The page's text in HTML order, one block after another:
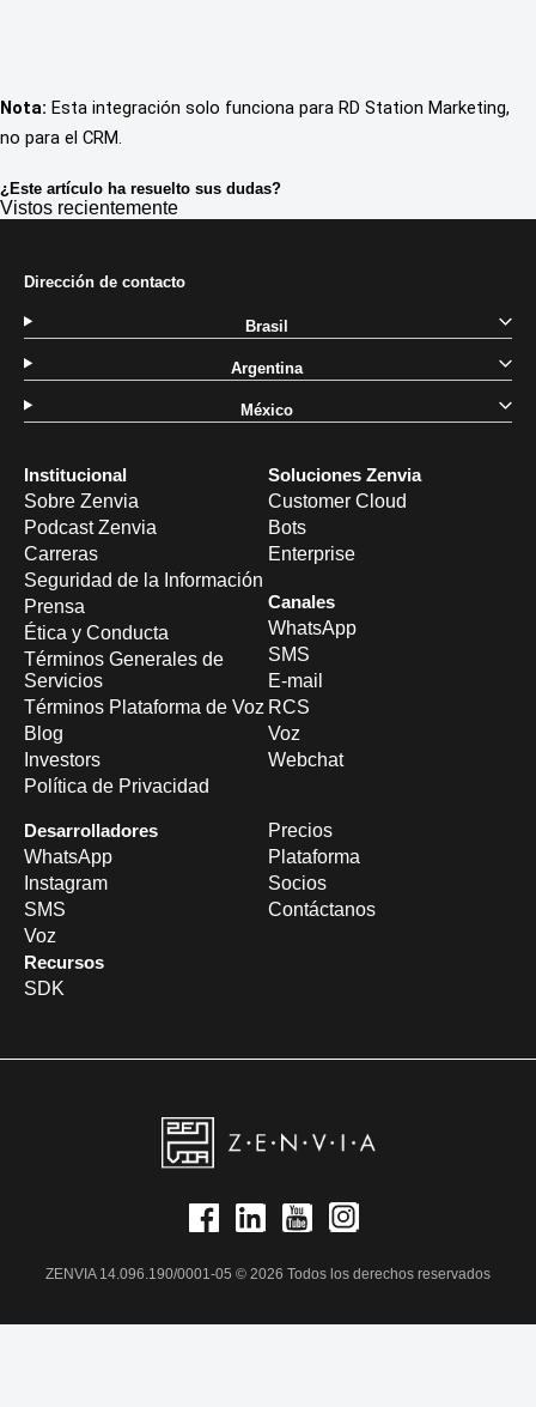
Nota: Esta integración solo funciona para RD Station Marketing,
no para el CRM.
¿Este artículo ha resuelto sus dudas?
Vistos recientemente
Institucional
Sobre Zenvia
Podcast Zenvia
Carreras
Seguridad de la Información
Prensa
Ética y Conducta
Términos Generales de
Servicios
Términos Plataforma de Voz
Blog
Investors
Política de Privacidad
Soluciones Zenvia
Customer Cloud
Bots
Enterprise
Canales
WhatsApp
SMS
E-mail
RCS
Voz
Webchat
Desarrolladores
WhatsApp
Instagram
SMS
Voz
Recursos
SDK
Precios
Plataforma
Socios
Contáctanos
Dirección de contacto
Brasil
Argentina
México
ZENVIA 14.096.190/0001-05 © 2026 Todos los derechos reservados